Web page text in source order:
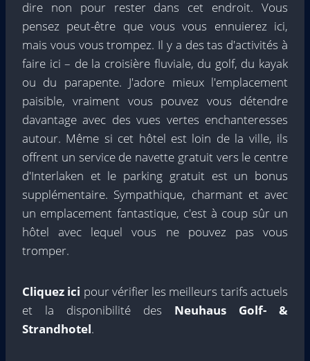
dire non pour rester dans cet endroit. Vous
pensez peut-être que vous vous ennuierez ici,
mais vous vous trompez. Il y a des tas d'activités à
faire ici – de la croisière fluviale, du golf, du kayak
ou du parapente. J'adore mieux l'emplacement
paisible, vraiment vous pouvez vous détendre
davantage avec des vues vertes enchanteresses
autour. Même si cet hôtel est loin de la ville, ils
offrent un service de navette gratuit vers le centre
d'Interlaken et le parking gratuit est un bonus
supplémentaire. Sympathique, charmant et avec
un emplacement fantastique, c'est à coup sûr un
hôtel avec lequel vous ne pouvez pas vous
tromper.
Cliquez ici pour vérifier les meilleurs tarifs actuels
et la disponibilité des Neuhaus Golf- &
Strandhotel.